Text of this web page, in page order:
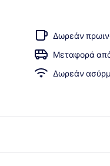
Δωρεάν
Μεταφορά
Δωρεάν